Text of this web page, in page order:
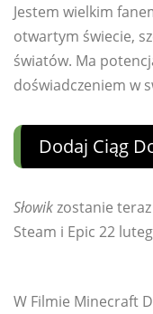
Jestem wielkim
otwartym świecie,
światów. Ma
doświadczeniem w
Dodaj Ciąg
Słowikzostanie
Steam i Epic 22
W Filmie Minecraft